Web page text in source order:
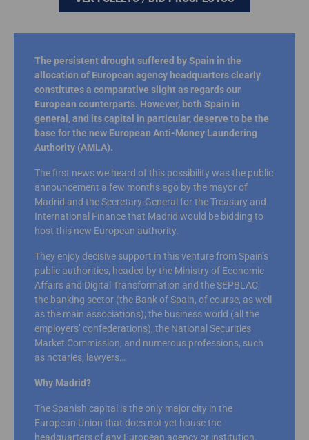
The persistent drought suffered by Spain in the
allocation of European agency headquarters clearly
constitutes a comparative slight as regards our
European counterparts. However, both Spain in
general, and its capital in particular, deserve to be the
base for the new European Anti-Money Laundering
Authority (AMLA).
The first news we heard of this possibility was the public
announcement a few months ago by the mayor of
Madrid and the Secretary-General for the Treasury and
International Finance that Madrid would be bidding to
host this new European authority.
They enjoy decisive support in this venture from Spain’s
public authorities, headed by the Ministry of Economic
Affairs and Digital Transformation and the SEPBLAC;
the banking sector (the Bank of Spain, of course, as well
as the main associations); the business world (all the
employers’ confederations), the National Securities
Market Commission, and numerous professions, such
as notaries, lawyers…
Why Madrid?
The Spanish capital is the only major city in the
European Union that does not yet house the
headquarters of any European agency or institution.